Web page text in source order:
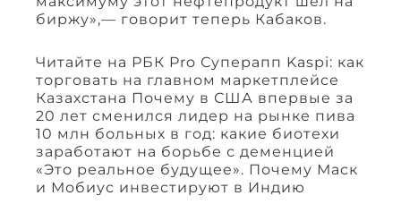
биржу»,— говорит теперь Кабаков.
Читайте на РБК Pro Суперапп Kaspi: как
торговать на главном маркетплейсе
Казахстана Почему в США впервые за
20 лет сменился лидер на рынке пива
10 млн больных в год: какие биотехи
заработают на борьбе с деменцией
«Это реальное будущее». Почему Маск
и Мобиус инвестируют в Индию